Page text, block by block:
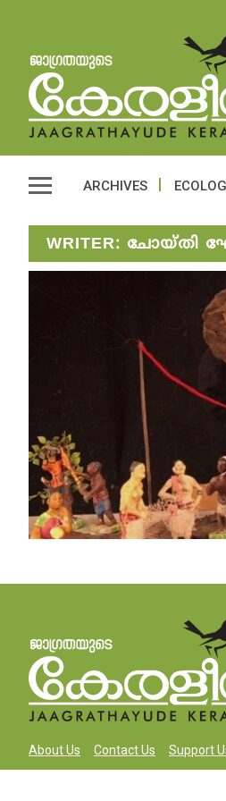
ARCHIVES
WRITER: ചോയ്തി
About Us Contact Us Support